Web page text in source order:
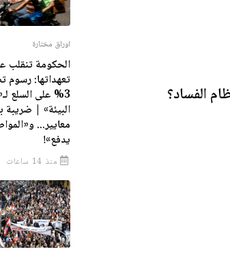
الفساد؟
اوراق مختارة
الحكومة تنقلب
تعهداتها: رسوم
3% على السلع
البيئة» | ضريبة
معايير...
يدفع»!
منذ 14 ساعات